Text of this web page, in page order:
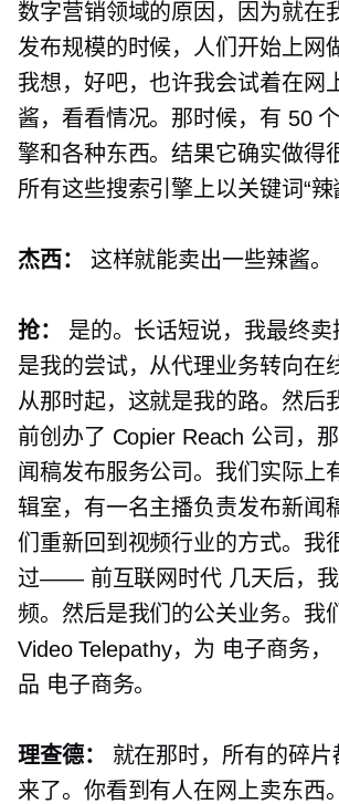
数字营销领域的原因，因为就在
发布规模的时候，人们开始上网
我想，好吧，也许我会试着在网
酱，看看情况。那时候，有 50
擎和各种东西。结果它确实做得
所有这些搜索引擎上以关键词“辣
杰西： 这样就能卖出一些辣酱。
抢：
是的。长话短说，我最终卖
是我的尝试，从代理业务转向在
从那时起，这就是我的路。然后
前创办了 Copier Reach 公司，
闻稿发布服务公司。我们实际上
辑室，有一名主播负责发布新闻
们重新回到视频行业的方式。我
过—— 前互联网时代 几天后，
频。然后是我们的公关业务。我
Video Telepathy，为 电子商务，
品 电子商务。
理查德：
就在那时，所有的碎
来了。你看到有人在网上卖东西